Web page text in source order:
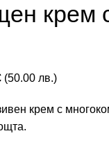
крем
(50.00 лв.)
крем с